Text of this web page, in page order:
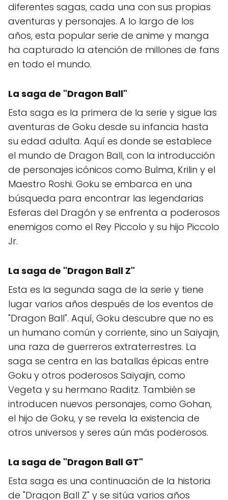
diferentes sagas, cada una con sus propias
aventuras y personajes. A lo largo de los
años, esta popular serie de anime y manga
ha capturado la atención de millones de fans
en todo el mundo.
La saga de "Dragon Ball"
Esta saga es la primera de la serie y sigue las
aventuras de Goku desde su infancia hasta
su edad adulta. Aquí es donde se establece
el mundo de Dragon Ball, con la introducción
de personajes icónicos como Bulma, Krilin y el
Maestro Roshi. Goku se embarca en una
búsqueda para encontrar las legendarias
Esferas del Dragón y se enfrenta a poderosos
enemigos como el Rey Piccolo y su hijo Piccolo
Jr.
La saga de "Dragon Ball Z"
Esta es la segunda saga de la serie y tiene
lugar varios años después de los eventos de
"Dragon Ball". Aquí, Goku descubre que no es
un humano común y corriente, sino un Saiyajin,
una raza de guerreros extraterrestres. La
saga se centra en las batallas épicas entre
Goku y otros poderosos Saiyajin, como
Vegeta y su hermano Raditz. También se
introducen nuevos personajes, como Gohan,
el hijo de Goku, y se revela la existencia de
otros universos y seres aún más poderosos.
La saga de "Dragon Ball GT"
Esta saga es una continuación de la historia
de "Dragon Ball Z" y se sitúa varios años